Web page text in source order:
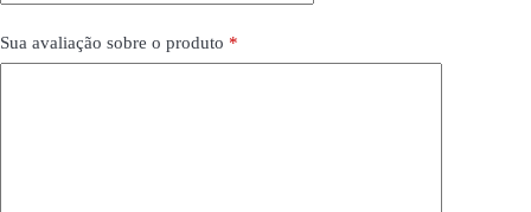
Sua avaliação sobre o produto *